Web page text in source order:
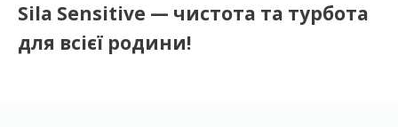
Sila Sensitive — чистота та турбота
для всієї родини!